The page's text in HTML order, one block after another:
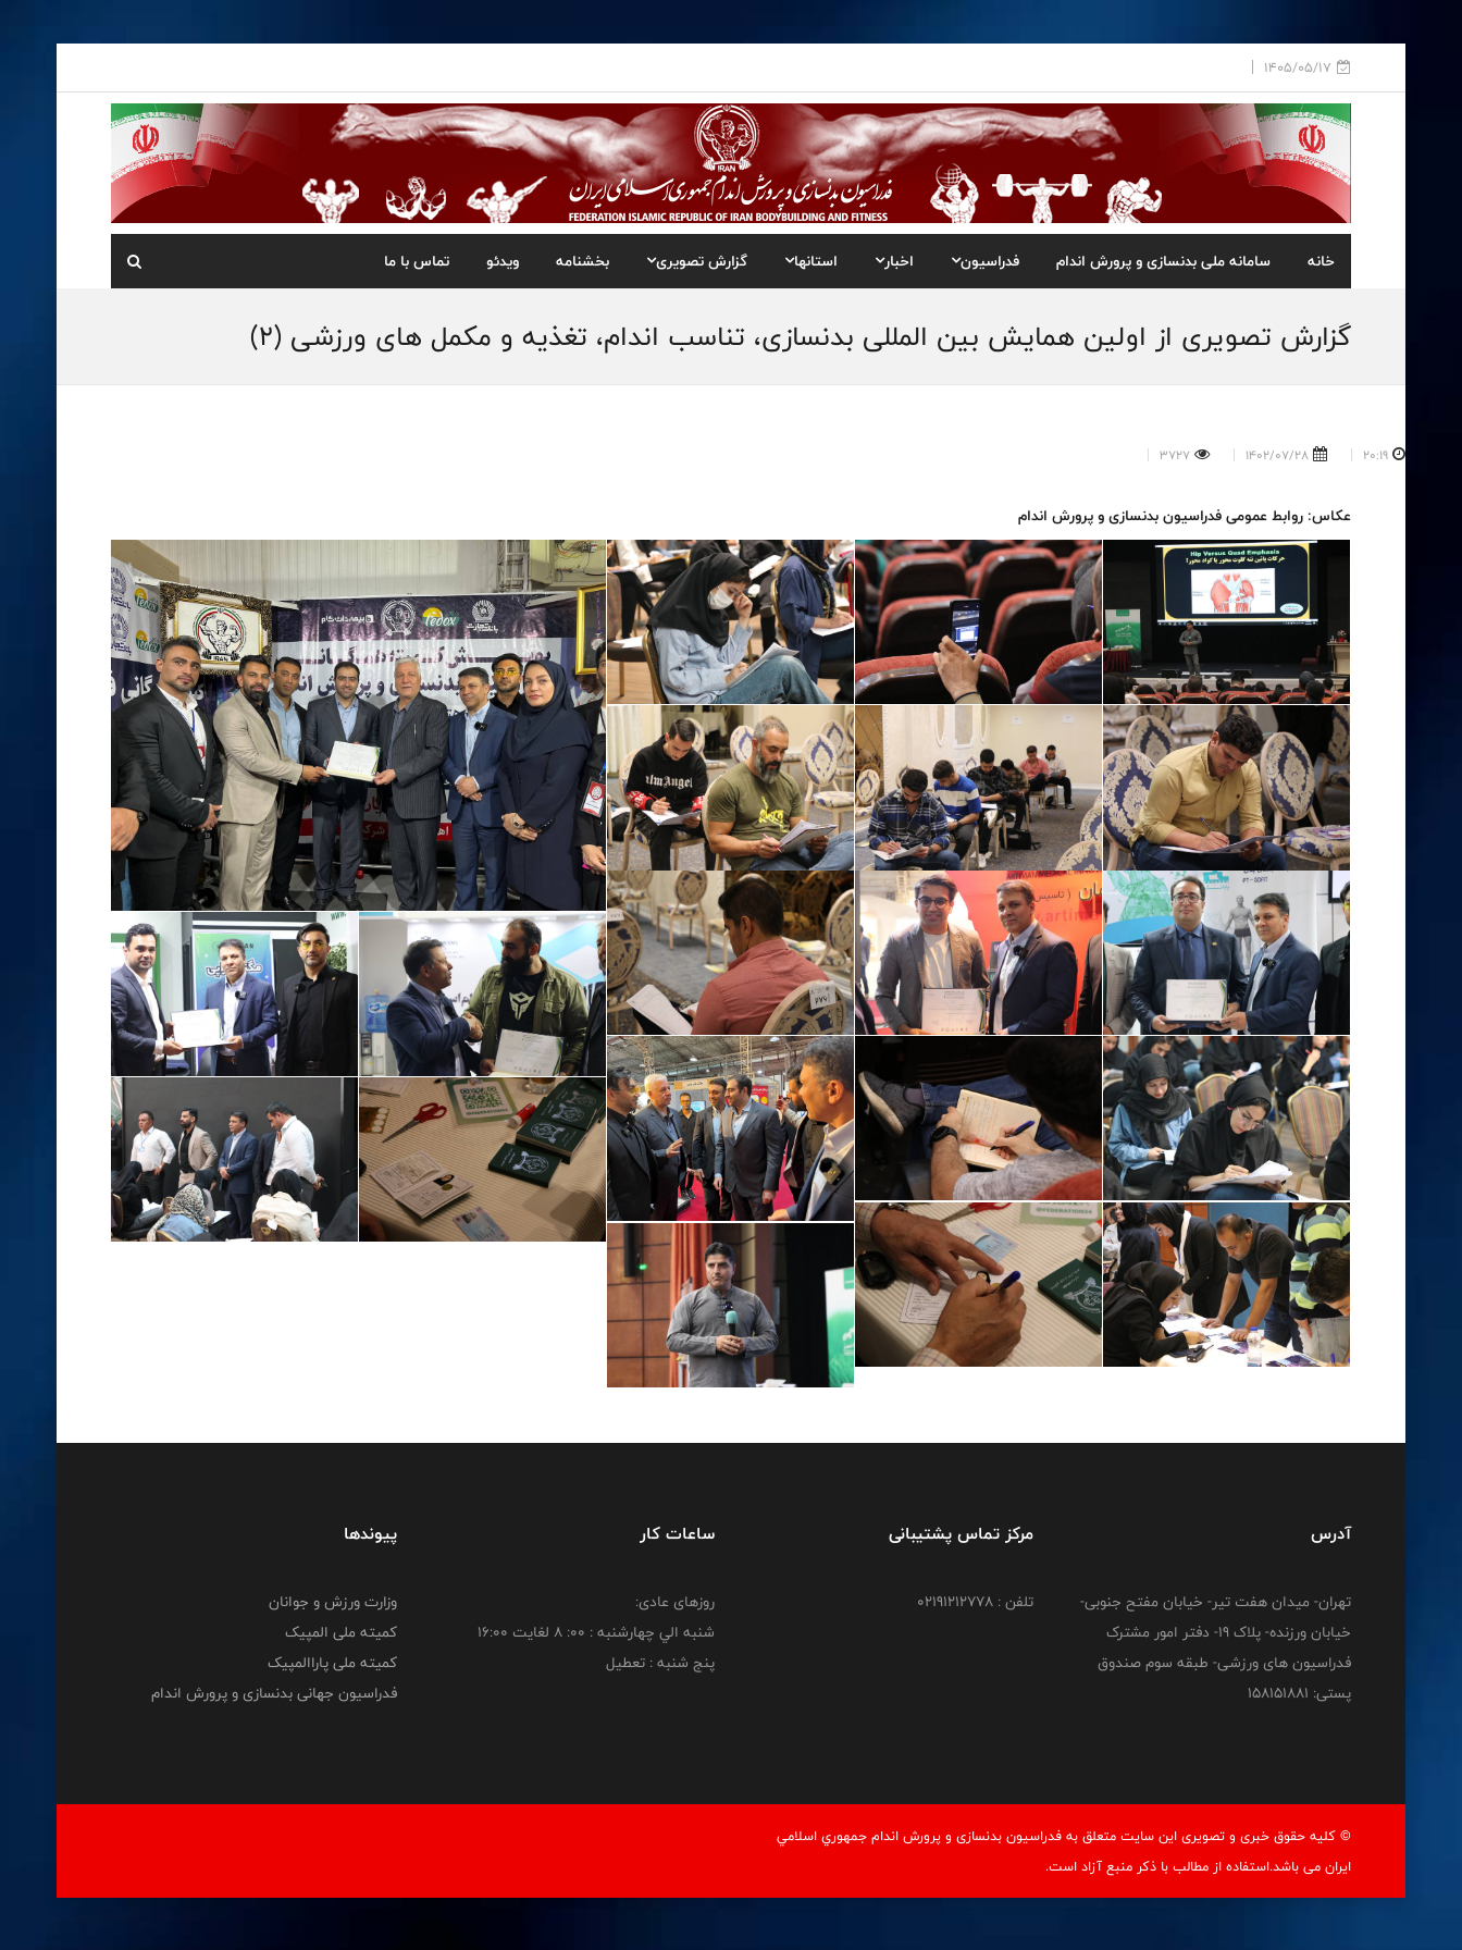
1405/05/17
خانه سامانه ملی بدنسازی و پرورش اندام فدراسیون اخبار استانها گزارش تصویری بخشنامه ویدئو تماس با ما
گزارش تصویری از اولین همایش بین المللی بدنسازی، تناسب اندام، تغذیه و مکمل های ورزشی (۲)
20:19
1402/07/28
3727
عکاس: روابط عمومی فدراسیون بدنسازی و پرورش اندام
آدرس
تهران- میدان هفت تیر- خیابان مفتح جنوبی-
خیابان ورزنده- پلاک 19- دفتر امور مشترک
فدراسیون های ورزشی- طبقه سوم صندوق
پستی: 158151881
مرکز تماس پشتیبانی
تلفن : 02191212778
ساعات کار
روزهای عادی:
شنبه الي چهارشنبه : 00: 8 لغايت 16:00
پنج شنبه : تعطیل
پیوندها
وزارت ورزش و جوانان
کمیته ملی المپیک
کمیته ملی پاراالمپیک
فدراسیون جهانی بدنسازی و پرورش اندام
© کليه حقوق خبری و تصويری اين سايت متعلق به فدراسيون بدنسازی و پرورش اندام جمهوري اسلامي
ايران می باشد.استفاده از مطالب با ذكر منبع آزاد است.